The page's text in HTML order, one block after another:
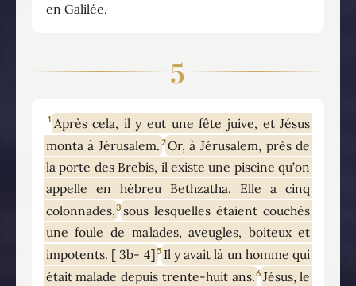
en Galilée.
5
1 Après cela, il y eut une fête juive, et Jésus
monta à Jérusalem. 2Or, à Jérusalem, près de
la porte des Brebis, il existe une piscine qu’on
appelle en hébreu Bethzatha. Elle a cinq
colonnades,3 sous lesquelles étaient couchés
une foule de malades, aveugles, boiteux et
impotents. [ 3b- 4]5 Il y avait là un homme qui
était malade depuis trente-huit ans.6 Jésus, le